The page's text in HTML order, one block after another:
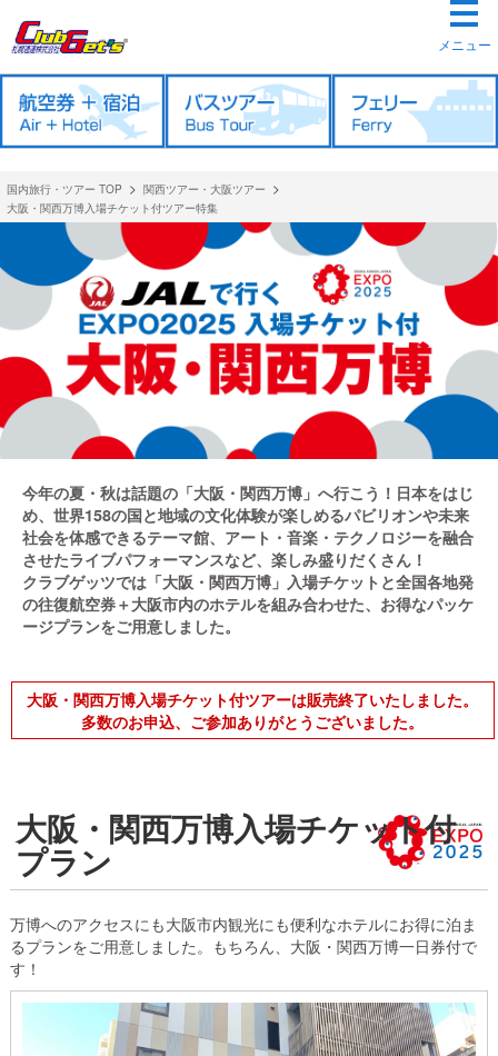
メニュー
国内旅行・ツアー TOP > 関西ツアー・大阪ツアー >
大阪・関西万博入場チケット付ツアー特集
今年の夏・秋は話題の「大阪・関西万博」へ行こう！日本をはじ
め、世界158の国と地域の文化体験が楽しめるパビリオンや未来
社会を体感できるテーマ館、アート・音楽・テクノロジーを融合
させたライブパフォーマンスなど、楽しみ盛りだくさん！
クラブゲッツでは「大阪・関西万博」入場チケットと全国各地発
の往復航空券＋大阪市内のホテルを組み合わせた、お得なパッケ
ージプランをご用意しました。
大阪・関西万博入場チケット付ツアーは販売終了いたしました。
多数のお申込、ご参加ありがとうございました。
大阪・関西万博入場チケット付
プラン
万博へのアクセスにも大阪市内観光にも便利なホテルにお得に泊ま
るプランをご用意しました。もちろん、大阪・関西万博一日券付で
す！